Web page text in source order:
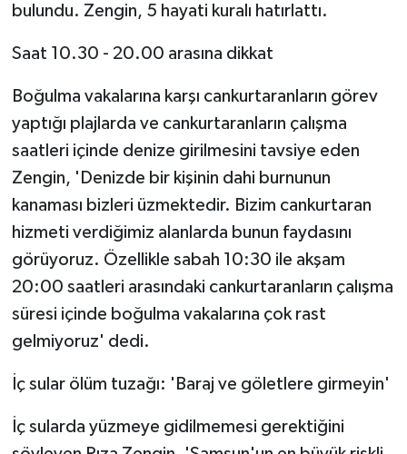
bulundu. Zengin, 5 hayati kuralı hatırlattı.
Saat 10.30 - 20.00 arasına dikkat
Boğulma vakalarına karşı cankurtaranların görev
yaptığı plajlarda ve cankurtaranların çalışma
saatleri içinde denize girilmesini tavsiye eden
Zengin, 'Denizde bir kişinin dahi burnunun
kanaması bizleri üzmektedir. Bizim cankurtaran
hizmeti verdiğimiz alanlarda bunun faydasını
görüyoruz. Özellikle sabah 10:30 ile akşam
20:00 saatleri arasındaki cankurtaranların çalışma
süresi içinde boğulma vakalarına çok rast
gelmiyoruz' dedi.
İç sular ölüm tuzağı: 'Baraj ve göletlere girmeyin'
İç sularda yüzmeye gidilmemesi gerektiğini